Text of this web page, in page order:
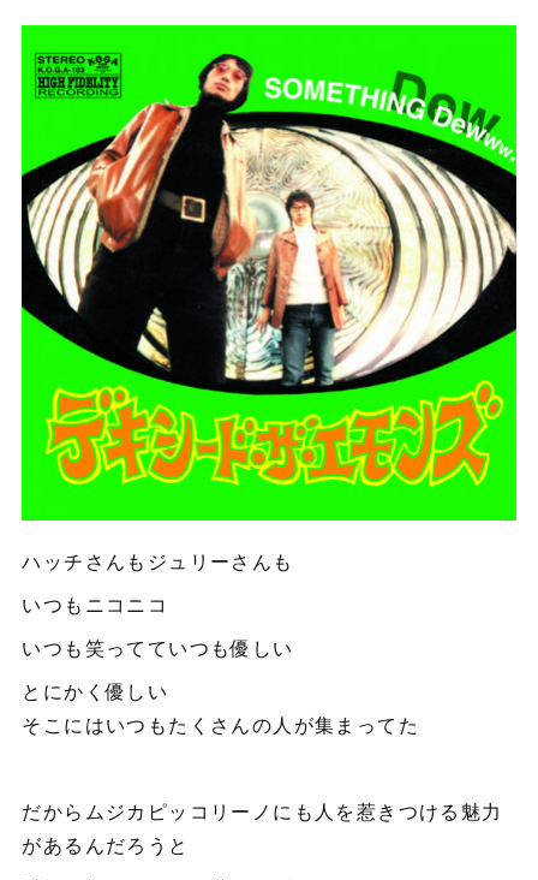
ハッチさんもジュリーさんも
いつもニコニコ
いつも笑ってていつも優しい
とにかく優しい
そこにはいつもたくさんの人が集まってた
だからムジカピッコリーノにも人を惹きつける魅力
があるんだろうと